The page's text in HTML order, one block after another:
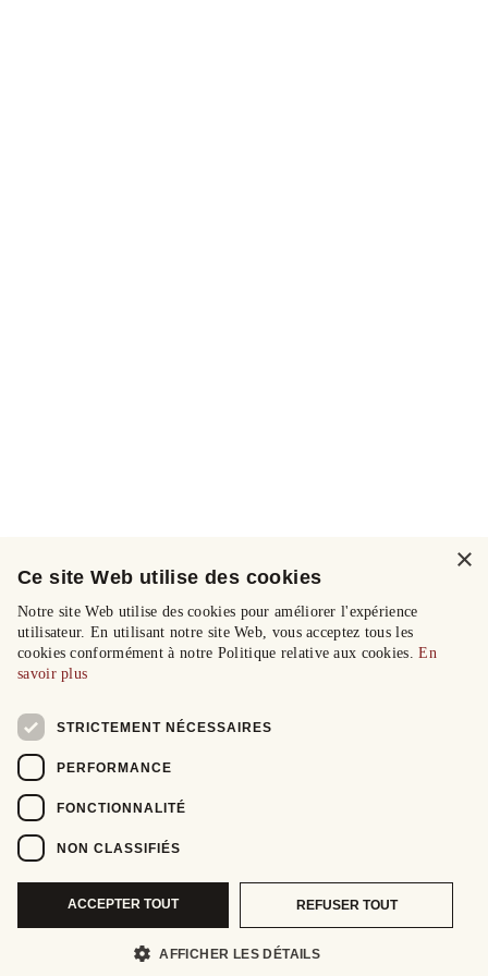
×
Ce site Web utilise des cookies
Notre site Web utilise des cookies pour améliorer l'expérience
utilisateur. En utilisant notre site Web, vous acceptez tous les
cookies conformément à notre Politique relative aux cookies.En
savoir plus
STRICTEMENT NÉCESSAIRES
PERFORMANCE
FONCTIONNALITÉ
NON CLASSIFIÉS
ACCEPTER TOUT REFUSER TOUT
AFFICHER LES DÉTAILS